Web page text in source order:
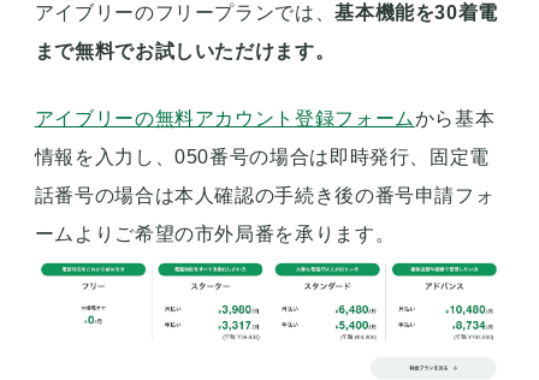
アイブリーのフリープランでは、基本機能を30着電
まで無料でお試しいただけます。
アイブリーの無料アカウント登録フォームから基本
情報を入力し、050番号の場合は即時発行、固定電
話番号の場合は本人確認の手続き後の番号申請フォ
ームよりご希望の市外局番を承ります。